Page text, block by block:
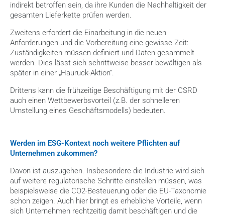
indirekt betroffen sein, da ihre Kunden die Nachhaltigkeit der
gesamten Lieferkette prüfen werden.
Zweitens erfordert die Einarbeitung in die neuen
Anforderungen und die Vorbereitung eine gewisse Zeit:
Zuständigkeiten müssen definiert und Daten gesammelt
werden. Dies lässt sich schrittweise besser bewältigen als
später in einer „Hauruck-Aktion“.
Drittens kann die frühzeitige Beschäftigung mit der CSRD
auch einen Wettbewerbsvorteil (z.B. der schnelleren
Umstellung eines Geschäftsmodells) bedeuten.
Werden im ESG-Kontext noch weitere Pflichten auf
Unternehmen zukommen?
Davon ist auszugehen. Insbesondere die Industrie wird sich
auf weitere regulatorische Schritte einstellen müssen, was
beispielsweise die CO2-Besteuerung oder die EU-Taxonomie
schon zeigen. Auch hier bringt es erhebliche Vorteile, wenn
sich Unternehmen rechtzeitig damit beschäftigen und die